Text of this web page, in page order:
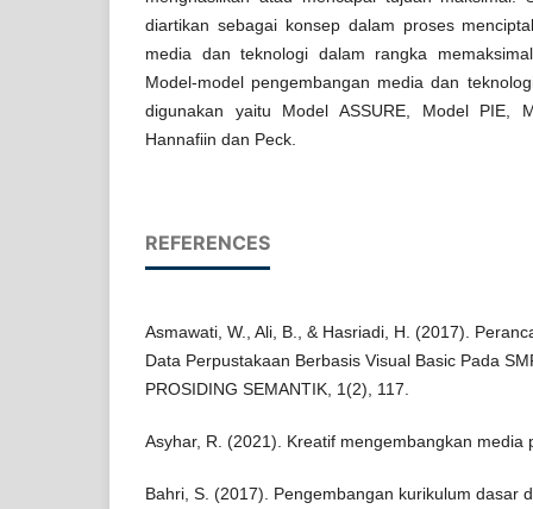
diartikan sebagai konsep dalam proses
media dan teknologi dalam rangka
Model-model pengembangan media dan
digunakan yaitu Model ASSURE, Model PIE,
Hannafiin dan Peck.
REFERENCES
Asmawati, W., Ali, B., & Hasriadi, H. (2017).
Data Perpustakaan Berbasis Visual Basic Pada
PROSIDING SEMANTIK, 1(2), 117.
Asyhar, R. (2021). Kreatif mengembangkan media
Bahri, S. (2017). Pengembangan kurikulum dasar